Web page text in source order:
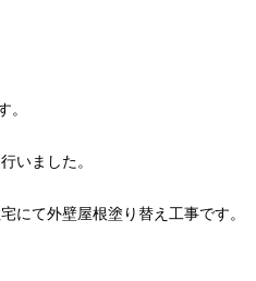
。
いました。
にて外壁屋根塗り替え工事です。